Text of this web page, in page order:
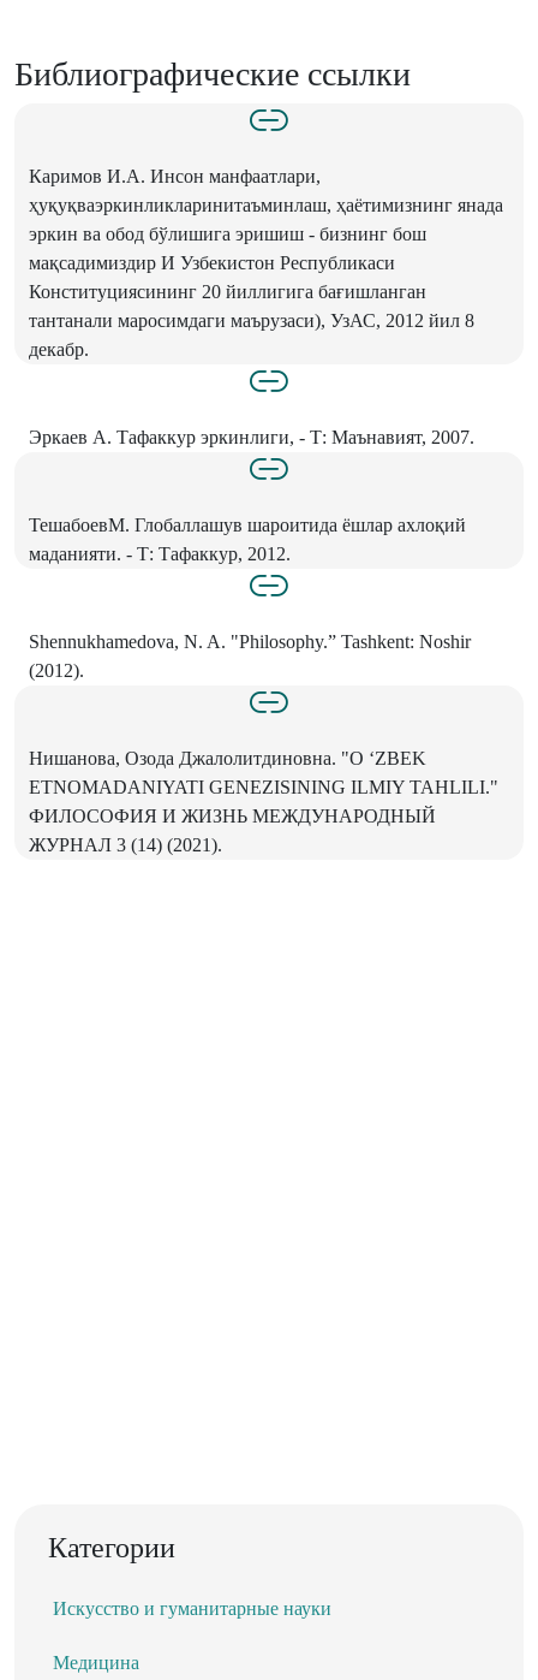
Библиографические ссылки
Каримов И.А. Инсон манфаатлари,
ҳуқуқваэркинликларинитаъминлаш, ҳаётимизнинг янада
эркин ва обод бўлишига эришиш - бизнинг бош
мақсадимиздир И Узбекистон Республикаси
Конституциясининг 20 йиллигига бағишланган
тантанали маросимдаги маърузаси), УзАС, 2012 йил 8
декабр.
Эркаев А. Тафаккур эркинлиги, - Т: Маънавият, 2007.
ТешабоевМ. Глобаллашув шароитида ёшлар ахлоқий
маданияти. - Т: Тафаккур, 2012.
Shennukhamedova, N. A. "Philosophy.” Tashkent: Noshir
(2012).
Нишанова, Озода Джалолитдиновна. "О ‘ZBEK
ETNOMADANIYATI GENEZISINING ILMIY TAHLILI."
ФИЛОСОФИЯ И ЖИЗНЬ МЕЖДУНАРОДНЫЙ
ЖУРНАЛ 3 (14) (2021).
Категории
Искусство и гуманитарные науки
Медицина